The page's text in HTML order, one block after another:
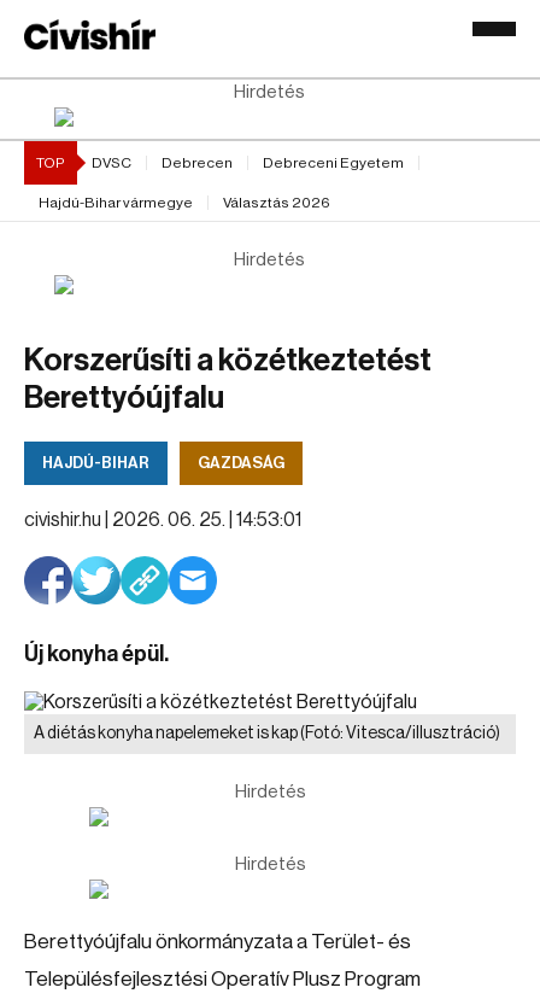
Hirdetés
TOP DVSC Debrecen Debreceni Egyetem
Hajdú-Bihar vármegye Választás 2026
Hirdetés
Korszerűsíti a közétkeztetést
Berettyóújfalu
HAJDÚ-BIHAR GAZDASÁG
civishir.hu | 2026. 06. 25. | 14:53:01
Új konyha épül.
A diétás konyha napelemeket is kap(Fotó: Vitesca/illusztráció)
Hirdetés
Hirdetés
Berettyóújfalu önkormányzata a Terület- és
Településfejlesztési Operatív Plusz Program